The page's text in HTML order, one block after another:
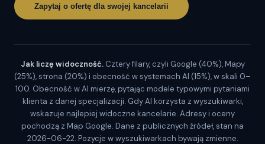
Zapytaj o ofertę dla swojej kancelarii
Jak liczę widoczność.Cztery filary, czyli Google (40%), Mapy
(25%), strona (20%) i obecność w systemach AI (15%), w skali 0–
100. Obecność w AI mierzę, pytając modele typowymi pytaniami
klienta z danej specjalizacji. Gdy AI korzysta z wyszukiwarki,
wskazuje najlepiej widoczne kancelarie. Adresy i oceny
pochodzą z Map Google. Dane z publicznych źródeł, stan na
2026-06-22. Pozycje w wyszukiwarkach bywają zmienne.